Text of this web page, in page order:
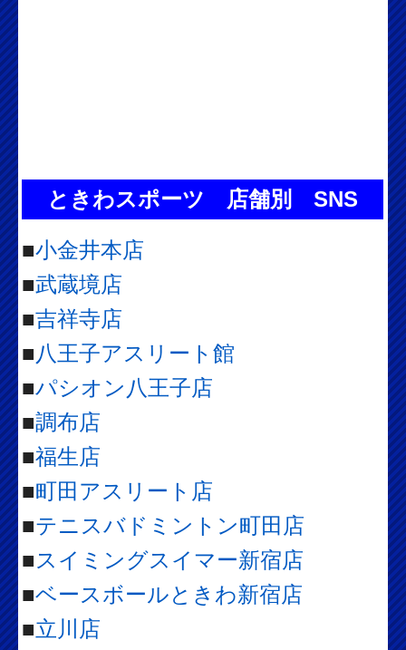
ときわスポーツ 店舗別 SNS
■小金井本店
■武蔵境店
■吉祥寺店
■八王子アスリート館
■パシオン八王子店
■調布店
■福生店
■町田アスリート店
■テニスバドミントン町田店
■ スイミングスイマー新宿店
■ベースボールときわ新宿店
■立川店